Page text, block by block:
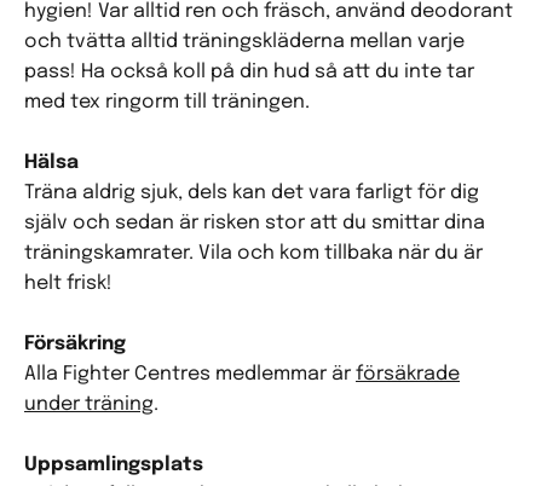
hygien! Var alltid ren och fräsch, använd deodorant
och tvätta alltid träningskläderna mellan varje
pass! Ha också koll på din hud så att du inte tar
med tex ringorm till träningen.
Hälsa
Träna aldrig sjuk, dels kan det vara farligt för dig
själv och sedan är risken stor att du smittar dina
träningskamrater. Vila och kom tillbaka när du är
helt frisk!
Försäkring
Alla Fighter Centres medlemmar är försäkrade
under träning.
Uppsamlingsplats